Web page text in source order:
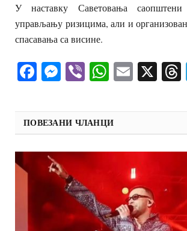
У наставку Саветовања
управљању ризицима, али и
спасавања са висине.
Facebook
Messenger
Viber Email
X
ПОВЕЗАНИ ЧЛАНЦИ